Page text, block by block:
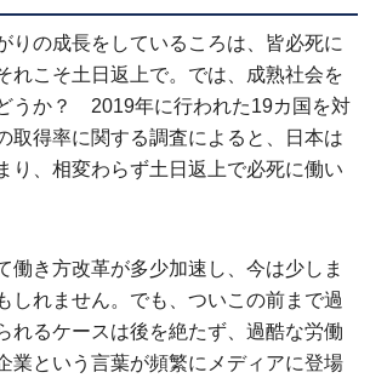
りの成長をしているころは、皆必死に
れこそ土日返上で。では、成熟社会を
うか？ 2019年に行われた19カ国を対
取得率に関する調査によると、日本は
り、相変わらず土日返上で必死に働い
働き方改革が多少加速し、今は少しま
しれません。でも、ついこの前まで過
れるケースは後を絶たず、過酷な労働
業という言葉が頻繁にメディアに登場